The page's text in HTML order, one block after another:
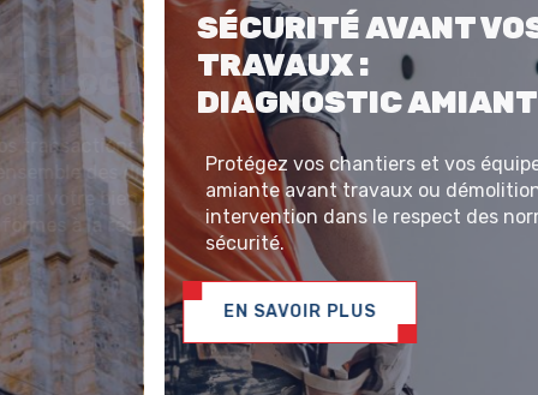
SÉCURITÉ AVANT VOS
TRAVAUX :
DIAGNOSTIC AMIANTE
Protégez vos chantiers et vos équipes. Nos diagnostics
amiante avant travaux ou démolition garantissent une
intervention dans le respect des normes et de la
sécurité.
EN SAVOIR PLUS